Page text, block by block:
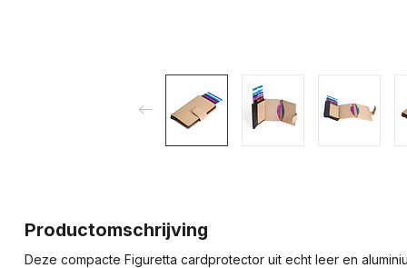
Productomschrijving
Deze compacte Figuretta cardprotector uit echt leer en